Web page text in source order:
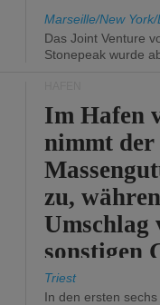
Marseille/New
Das Joint Venture
Stonepeak wurde
Im Hafen
nimmt der
zu,
Umschlag
sonstigen
abnimmt.
Triest
In den ersten